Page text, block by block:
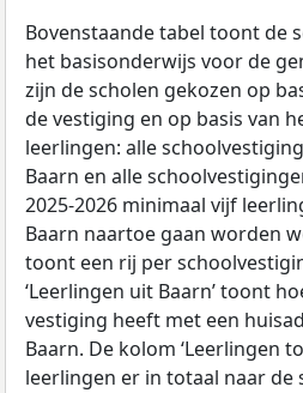
Bovenstaande tabel toont de
het basisonderwijs voor de
zijn de scholen gekozen op
de vestiging en op basis van
leerlingen: alle
Baarn en alle
2025-2026 minimaal vijf
Baarn naartoe gaan worden
toont een rij per
‘Leerlingen uit Baarn’ toont
vestiging heeft met een
Baarn. De kolom ‘Leerlingen
leerlingen er in totaal naar de